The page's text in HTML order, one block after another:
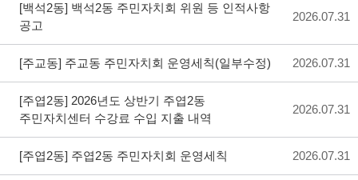
[백석2동] 백석2동 주민자치회 위원 등 인적사항
공고
2026.07.31
[주교동] 주교동 주민자치회 운영세칙(일부수정) 2026.07.31
[주엽2동] 2026년도 상반기 주엽2동
주민자치센터 수강료 수입 지출 내역
2026.07.31
[주엽2동] 주엽2동 주민자치회 운영세칙 2026.07.31